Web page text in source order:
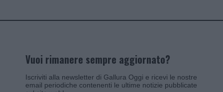
Vuoi rimanere sempre aggiornato?
Iscriviti alla newsletter di Gallura Oggi e ricevi le nostre
email periodiche contenenti le ultime notizie pubblicate